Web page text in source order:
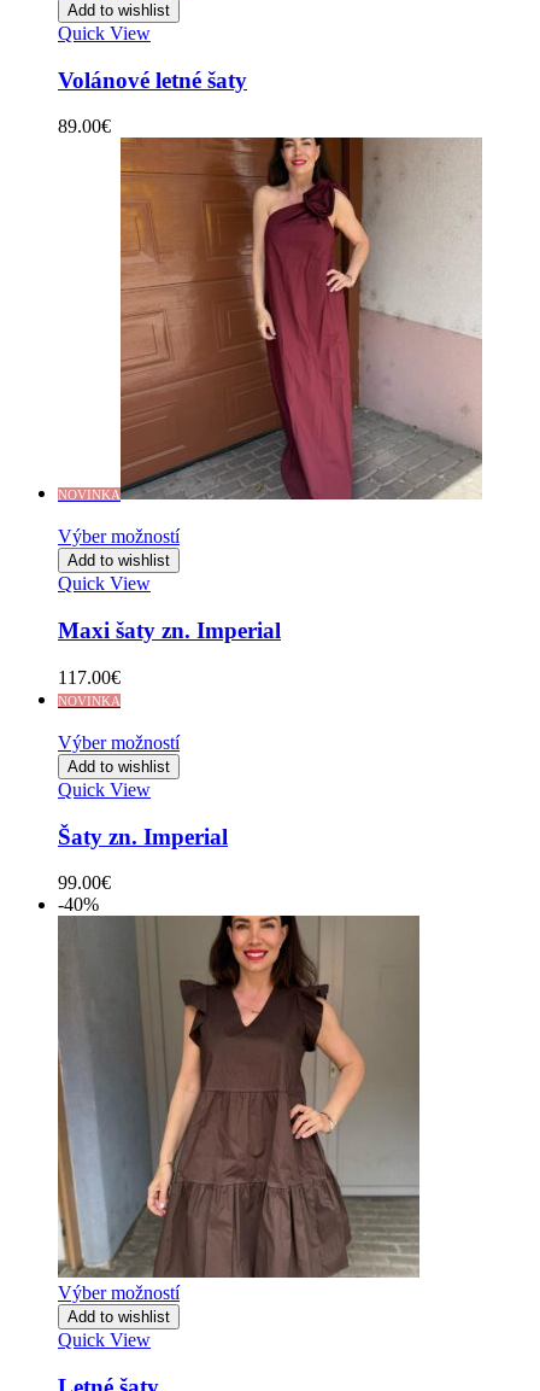
Add to wishlist
Quick View
Volánové letné šaty
89.00€
NOVINKA
Výber možností
Add to wishlist
Quick View
Maxi šaty zn. Imperial
117.00€
NOVINKA
Výber možností
Add to wishlist
Quick View
Šaty zn. Imperial
99.00€
-40%
Výber možností
Add to wishlist
Quick View